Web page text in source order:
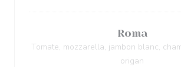
Roma
Tomate, mozzarella, jambon blanc,
origan